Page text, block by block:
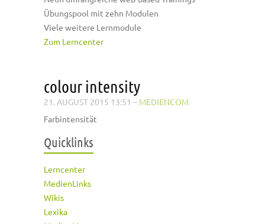
Übungspool mit zehn Modulen
Viele weitere Lernmodule
Zum Lerncenter
colour intensity
21. AUGUST 2015 13:51 – MEDIENCOM
Farbintensität
Quicklinks
Lerncenter
MedienLinks
Wikis
Lexika